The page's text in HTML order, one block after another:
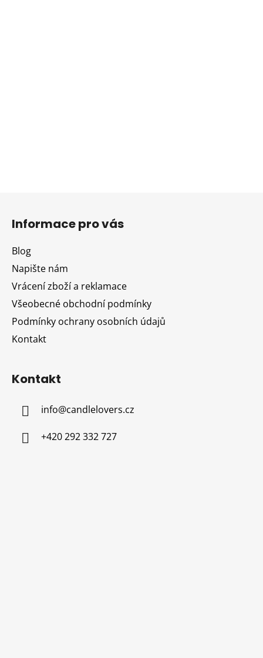
Informace pro vás
Blog
Napište nám
Vrácení zboží a reklamace
Všeobecné obchodní podmínky
Podmínky ochrany osobních údajů
Kontakt
Kontakt
info@candlelovers.cz
+420 292 332 727